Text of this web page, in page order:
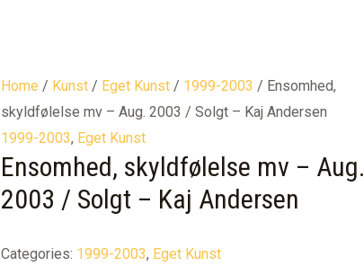
Home / Kunst/ Eget Kunst/ 1999-2003 / Ensomhed,
skyldfølelse mv – Aug. 2003 / Solgt – Kaj Andersen
1999-2003, Eget Kunst
Ensomhed, skyldfølelse mv – Aug.
2003 / Solgt – Kaj Andersen
Categories: 1999-2003, Eget Kunst